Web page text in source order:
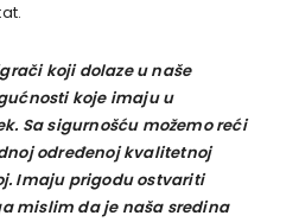
koji dolaze u naše
koje imaju u
Sa sigurnošću možemo reći
određenoj kvalitetnoj
Imaju prigodu ostvariti
mislim da je naša sredina